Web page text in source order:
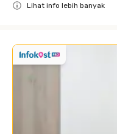
Lihat info lebih banyak